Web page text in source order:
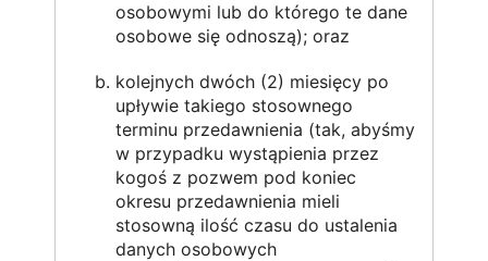
osobowymi lub do którego te dane
osobowe się odnoszą); oraz
kolejnych dwóch (2) miesięcy po
upływie takiego stosownego
terminu przedawnienia (tak, abyśmy
w przypadku wystąpienia przez
kogoś z pozwem pod koniec
okresu przedawnienia mieli
stosowną ilość czasu do ustalenia
danych osobowych